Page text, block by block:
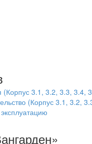
(Корпус 3.1, 3.2, 3.3, 3.4,
(Корпус 3.1, 3.2,